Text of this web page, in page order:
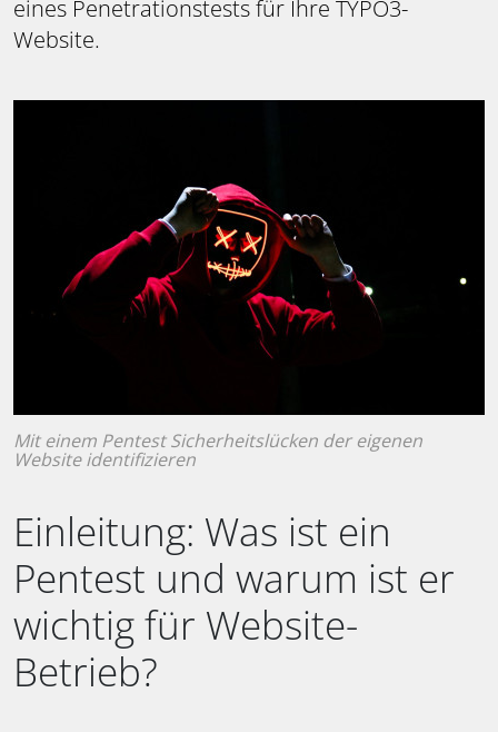
eines Penetrationstests für Ihre TYPO3-
Website.
Mit einem Pentest Sicherheitslücken der eigenen
Website identifizieren
Einleitung: Was ist ein
Pentest und warum ist er
wichtig für Website-
Betrieb?